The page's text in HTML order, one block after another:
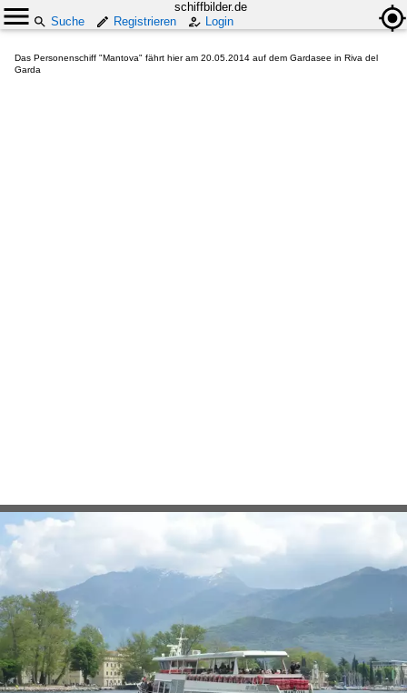
schiffbilder.de
Suche
Registrieren Login
Das Personenschiff "Mantova" fährt hier am 20.05.2014 auf dem Gardasee in Riva del
Garda